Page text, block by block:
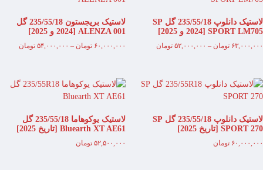
لاستیک دانلوپ 235/55/18 گل SP
SPORT LM705 [2024 و 2025]
۶۳,۰۰۰,۰۰۰ تومان – ۵۲,۰۰۰,۰۰۰ تومان
لاستیک بریجستون 235/55/18 گل
ALENZA 001 [2024 و 2025]
۶۰,۰۰۰,۰۰۰ تومان – ۵۴,۰۰۰,۰۰۰ تومان
لاستیک دانلوپ 235/55/18 گل SP
SPORT 270 [تاریخ 2025]
۶۰,۰۰۰,۰۰۰ تومان
لاستیک یوکوهاما 235/55/18 گل
Bluearth XT AE61 [تاریخ 2025]
۵۲,۵۰۰,۰۰۰ تومان